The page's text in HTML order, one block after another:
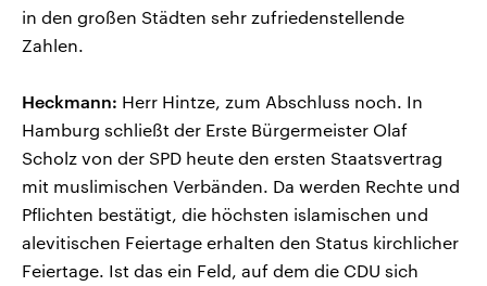
in den großen Städten sehr zufriedenstellende
Zahlen.
Heckmann: Herr Hintze, zum Abschluss noch. In
Hamburg schließt der Erste Bürgermeister Olaf
Scholz von der SPD heute den ersten Staatsvertrag
mit muslimischen Verbänden. Da werden Rechte und
Pflichten bestätigt, die höchsten islamischen und
alevitischen Feiertage erhalten den Status kirchlicher
Feiertage. Ist das ein Feld, auf dem die CDU sich